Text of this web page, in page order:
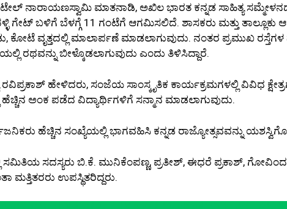
ನಾರಾಯಣಸ್ವಾಮಿ ಮಾತನಾಡಿ, ಅಖಿಲ ಭಾರತ ಕನ್ನಡ ಸಾಹಿತ್ಯ
ಗೇಟ್ ಬಳಿಗೆ ಬೆಳಗ್ಗೆ 11 ಗಂಟೆಗೆ ಆಗಮಿಸಲಿದೆ. ಶಾಸಕರು ಮತ್ತು
ಕೋಟೆ ವೃತ್ತದಲ್ಲಿ ಮಾಲಾರ್ಪಣೆ ಮಾಡಲಾಗುವುದು. ನಂತರ ಪ್ರಮುಖ
ರಥವನ್ನು ಬೀಳ್ಕೊಡಲಾಗುವುದು ಎಂದು ತಿಳಿಸಿದ್ದಾರೆ.
ಹೇಳಿದರು, ಸಂಜೆಯ ಸಾಂಸ್ಕೃತಿಕ ಕಾರ್ಯಕ್ರಮಗಳಲ್ಲಿ ವಿವಿಧ
ಹೆಚ್ಚಿನ ಅಂಕ ಪಡೆದ ವಿದ್ಯಾರ್ಥಿಗಳಿಗೆ ಸನ್ಮಾನ ಮಾಡಲಾಗುವುದು.
ಹೆಚ್ಚಿನ ಸಂಖ್ಯೆಯಲ್ಲಿ ಭಾಗವಹಿಸಿ ಕನ್ನಡ ರಾಜ್ಯೋತ್ಸವವನ್ನು
ಸಮಿತಿಯ ಸದಸ್ಯರು ಬಿ.ಕೆ. ಮುನಿಕೆಂಪಣ್ಣ, ಪ್ರತೀಶ್, ಈಧರೆ ಪ್ರಕಾಶ್,
ಮತ್ತಿತರರು ಉಪಸ್ಥಿತರಿದ್ದರು.